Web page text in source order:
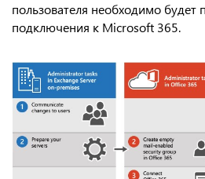
пользователя необходимо будет
подключения к Microsoft 365.